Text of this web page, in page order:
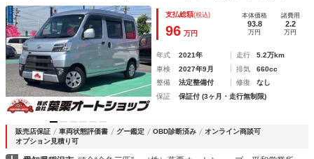
ア キーレスエントリー アイドリングストップ 電動格納ミ
ラー オートマチックハイビーム オートライト ＥＳＣ エ
アコン
支払総額(税込)
96 万円
本体価格
93.8
万円
諸費用
2.2
万円
年式 2021年 走行
5.2万km
車検
2027年9月 排気
660cc
整備
法定整備付 修復
なし
保証
保証付 (3ヶ月・走行無制限)
販売店保証 車両状態評価書 グー鑑定 OBD診断済み
オンライン商談可
オプション見積り可